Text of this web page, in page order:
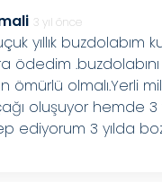
3 yıl önce
yıllık buzdolabım
ödedim
ömürlü olmalı.Yerli
oluşuyor hemde 3
ediyorum 3 yılda